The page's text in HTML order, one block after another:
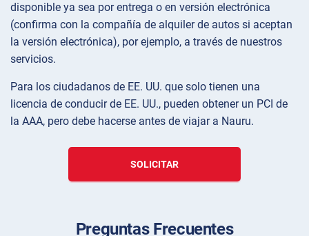
disponible ya sea por entrega o en versión electrónica
(confirma con la compañía de alquiler de autos si aceptan
la versión electrónica), por ejemplo, a través de nuestros
servicios.
Para los ciudadanos de EE. UU. que solo tienen una
licencia de conducir de EE. UU., pueden obtener un PCI de
la AAA, pero debe hacerse antes de viajar a Nauru.
SOLICITAR
Preguntas Frecuentes